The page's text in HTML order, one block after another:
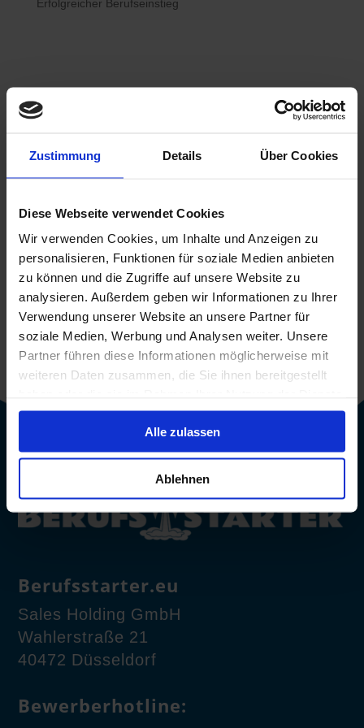
Zustimmung Details Über Cookies
Diese Webseite verwendet Cookies
Wir verwenden Cookies, um Inhalte und Anzeigen zu
personalisieren, Funktionen für soziale Medien anbieten
zu können und die Zugriffe auf unsere Website zu
analysieren. Außerdem geben wir Informationen zu Ihrer
Verwendung unserer Website an unsere Partner für
soziale Medien, Werbung und Analysen weiter. Unsere
Partner führen diese Informationen möglicherweise mit
weiteren Daten zusammen, die Sie ihnen bereitgestellt
gesammelt haben.
Alle zulassen
Ablehnen
 Bewerberhotline
 WhatsApp
0800 / 7008822
Berufsstarter.eu
Sales Holding GmbH
Wahlerstraße 21
40472 Düsseldorf
Bewerberhotline: